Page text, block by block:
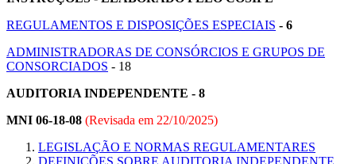
REGULAMENTOS E DISPOSIÇÕES ESPECIAIS - 6
ADMINISTRADORAS DE CONSÓRCIOS E GRUPOS DE
CONSORCIADOS - 18
AUDITORIA INDEPENDENTE - 8
MNI 06-18-08 (Revisada em 22/10/2025)
LEGISLAÇÃO E NORMAS REGULAMENTARES
DEFINIÇÕES SOBRE AUDITORIA INDEPENDENTE